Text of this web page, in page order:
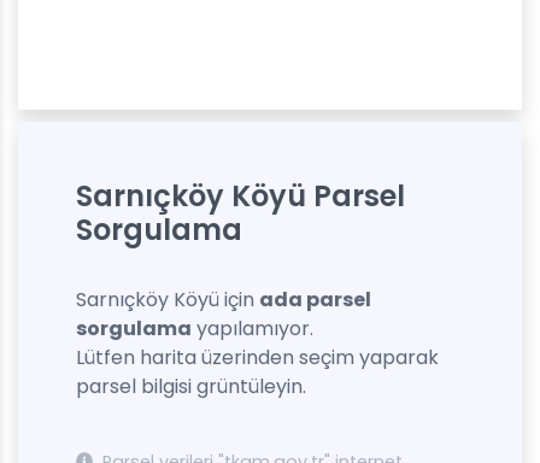
Sarnıçköy Köyü Parsel
Sorgulama
Sarnıçköy Köyü için ada parsel
sorgulama yapılamıyor.
Lütfen harita üzerinden seçim yaparak
parsel bilgisi grüntüleyin.